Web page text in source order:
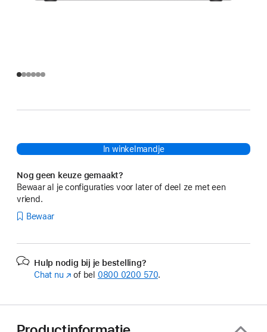
In winkelmandje
Nog geen keuze gemaakt?
Bewaar al je configuraties voor later of deel ze met een
vriend.
Bewaar
Hulp nodig bij je bestelling?
Chat nu (Wordt
of bel 0800 0200 570.